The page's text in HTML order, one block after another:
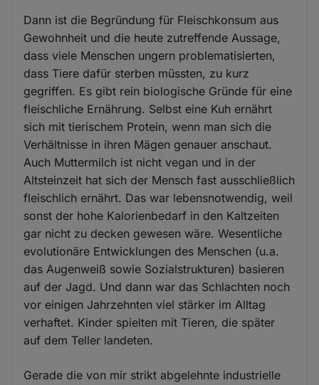
Dann ist die Begründung für Fleischkonsum aus
Gewohnheit und die heute zutreffende Aussage,
dass viele Menschen ungern problematisierten,
dass Tiere dafür sterben müssten, zu kurz
gegriffen. Es gibt rein biologische Gründe für eine
fleischliche Ernährung. Selbst eine Kuh ernährt
sich mit tierischem Protein, wenn man sich die
Verhältnisse in ihren Mägen genauer anschaut.
Auch Muttermilch ist nicht vegan und in der
Altsteinzeit hat sich der Mensch fast ausschließlich
fleischlich ernährt. Das war lebensnotwendig, weil
sonst der hohe Kalorienbedarf in den Kaltzeiten
gar nicht zu decken gewesen wäre. Wesentliche
evolutionäre Entwicklungen des Menschen (u.a.
das Augenweiß sowie Sozialstrukturen) basieren
auf der Jagd. Und dann war das Schlachten noch
vor einigen Jahrzehnten viel stärker im Alltag
verhaftet. Kinder spielten mit Tieren, die später
auf dem Teller landeten.
Gerade die von mir strikt abgelehnte industrielle